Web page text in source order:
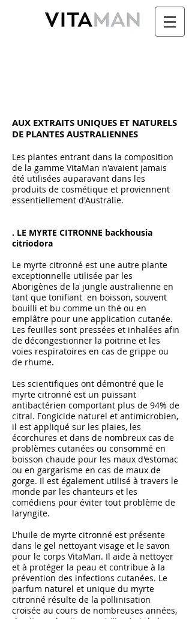
AUX EXTRAITS UNIQUES ET NATURELS
DE PLANTES AUSTRALIENNES
Les plantes entrant dans la composition
de la gamme VitaMan n'avaient jamais
été utilisées auparavant dans les
produits de cosmétique et proviennent
essentiellement d'Australie.
. LE MYRTE CITRONNE backhousia
citriodora
Le myrte citronné est une autre plante
exceptionnelle utilisée par les
Aborigènes de la jungle australienne en
tant que tonifiant en boisson, souvent
bouilli et bu comme un thé ou en
emplâtre pour une application cutanée.
Les feuilles sont pressées et inhalées afin
de décongestionner la poitrine et les
voies respiratoires en cas de grippe ou
de rhume.
Les scientifiques ont démontré que le
myrte citronné est un puissant
antibactérien comportant plus de 94% de
citral. Fongicide naturel et antimicrobien,
il est appliqué sur les plaies, les
écorchures et dans de nombreux cas de
problèmes cutanées ou consommé en
boisson chaude pour les maux d'estomac
ou en gargarisme en cas de maux de
gorge. Il est également utilisé à travers le
monde par les chanteurs et les
comédiens pour éviter tout problème de
laryngite.
L'huile de myrte citronné est présente
dans le gel nettoyant visage et le savon
pour le corps VitaMan. Il aide à nettoyer
et à protéger la peau et contribue à la
prévention des infections cutanées. Le
parfum naturel et unique du myrte
citronné résulte de la pollinisation
croisée au cours de nombreuses années,